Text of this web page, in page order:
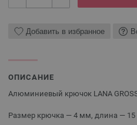
Добавить в избранное
ОПИСАНИЕ
Алюминиевый крючок LANA
Размер крючка — 4 мм, длина — 15